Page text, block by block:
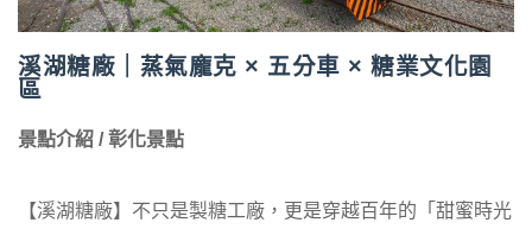
溪湖糖廠｜蒸氣龐克 × 五分車 × 糖業文化園
區
景點介紹 / 彰化景點
【溪湖糖廠】不只是製糖工廠，更是穿越百年的「甜蜜時光